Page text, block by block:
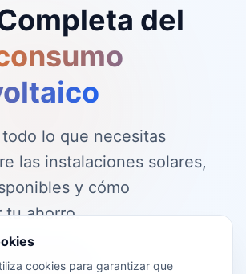
del
lo que necesitas
las instalaciones solares,
y cómo
tu ahorro.
de la guía:
cookies para garantizar que